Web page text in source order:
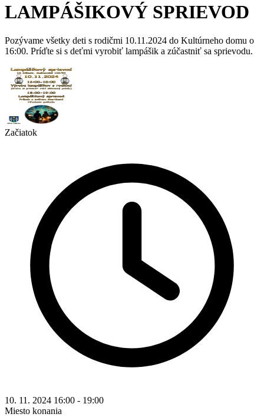
LAMPÁŠIKOVÝ SPRIEVOD
Pozývame všetky deti s rodičmi 10.11.2024 do Kultúrneho domu o
16:00. Príďte si s deťmi vyrobiť lampášik a zúčastniť sa sprievodu.
Začiatok
10. 11. 2024 16:00 - 19:00
Miesto konania